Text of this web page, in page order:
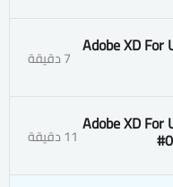
6. Adobe XD 7 دقيقة
7. Adobe XD 11 دقيقة